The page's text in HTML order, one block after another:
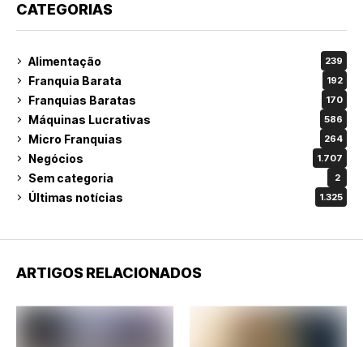
CATEGORIAS
Alimentação 239
Franquia Barata 192
Franquias Baratas 170
Máquinas Lucrativas 586
Micro Franquias 264
Negócios 1.707
Sem categoria 2
Últimas notícias 1.325
ARTIGOS RELACIONADOS